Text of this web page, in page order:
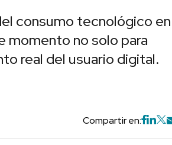
consumo tecnológico en
momento no solo para
real del usuario digital.
Compartir en: